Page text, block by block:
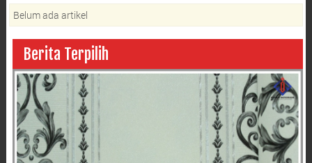
Belum ada artikel
Berita Terpilih